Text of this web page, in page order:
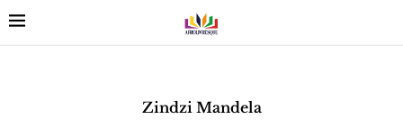
Zindzi Mandela